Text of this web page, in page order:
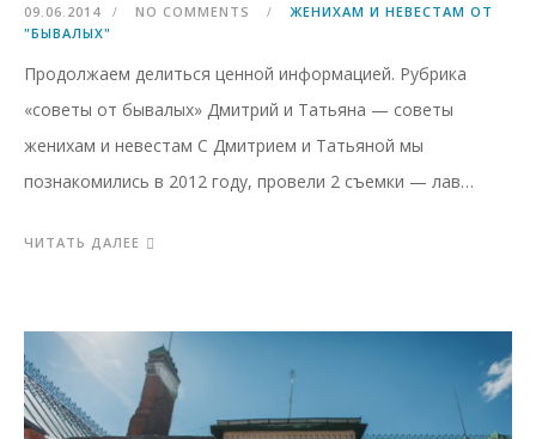
09.06.2014 NO COMMENTS
ЖЕНИХАМ И НЕВЕСТАМ ОТ
"БЫВАЛЫХ"
Продолжаем делиться ценной информацией. Рубрика
«советы от бывалых» Дмитрий и Татьяна — советы
женихам и невестам С Дмитрием и Татьяной мы
познакомились в 2012 году, провели 2 съемки — лав…
ЧИТАТЬ ДАЛЕЕ